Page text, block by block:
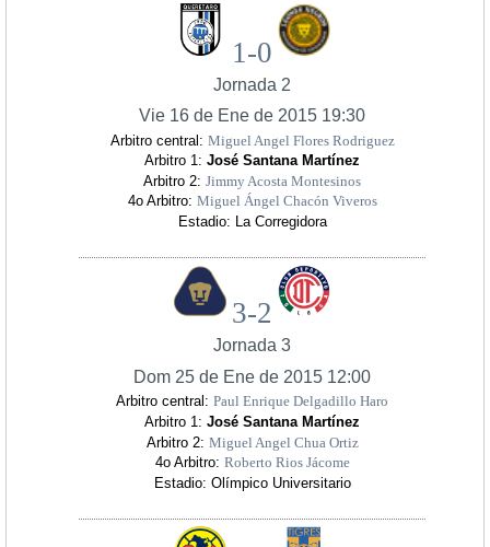
1-0
Jornada 2
Vie 16 de Ene de 2015 19:30
Arbitro central: Miguel Angel Flores Rodriguez
Arbitro 1:José Santana Martínez
Arbitro 2:Jimmy Acosta Montesinos
4o Arbitro: Miguel Ángel Chacón Viveros
Estadio: La Corregidora
3-2
Jornada 3
Dom 25 de Ene de 2015 12:00
Arbitro central:Paul Enrique Delgadillo Haro
Arbitro 1:José Santana Martínez
Arbitro 2: Miguel Angel Chua Ortiz
4o Arbitro: Roberto Rios Jácome
Estadio: Olímpico Universitario